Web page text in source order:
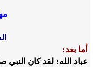
أما بعد:
عباد الله: لقد كان النبي